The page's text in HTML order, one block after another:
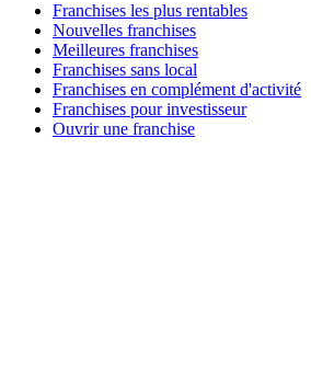
Franchises les plus rentables
Nouvelles franchises
Meilleures franchises
Franchises sans local
Franchises en complément d'activité
Franchises pour investisseur
Ouvrir une franchise